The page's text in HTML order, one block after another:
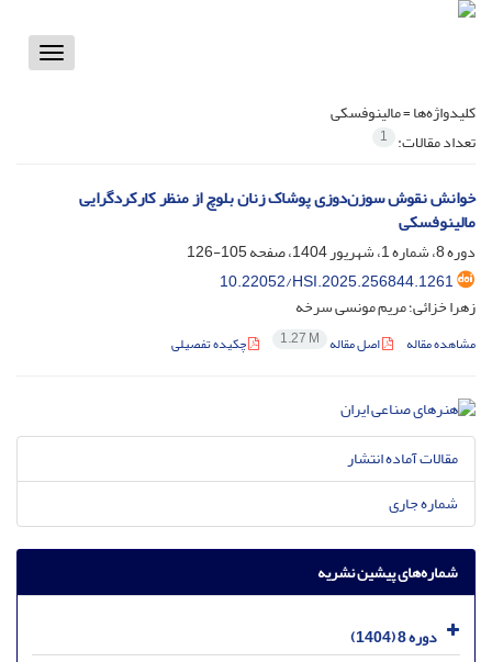
Toggle
کلیدواژه‌ها =مالینوفسکی
تعداد مقالات: 1
خوانش نقوش سوزن‌دوزی پوشاک زنان بلوچ از منظر کارکردگرایی
مالینوفسکی
دوره 8، شماره 1، شهریور 1404، صفحه
105-126
10.22052/HSI.2025.256844.1261
زهرا خزائی؛ مریم مونسی سرخه
مشاهده مقاله اصل مقاله 1.27 M چکیده تفصیلی
مقالات آماده انتشار
شماره جاری
شماره‌های پیشین نشریه
دوره 8 (1404)